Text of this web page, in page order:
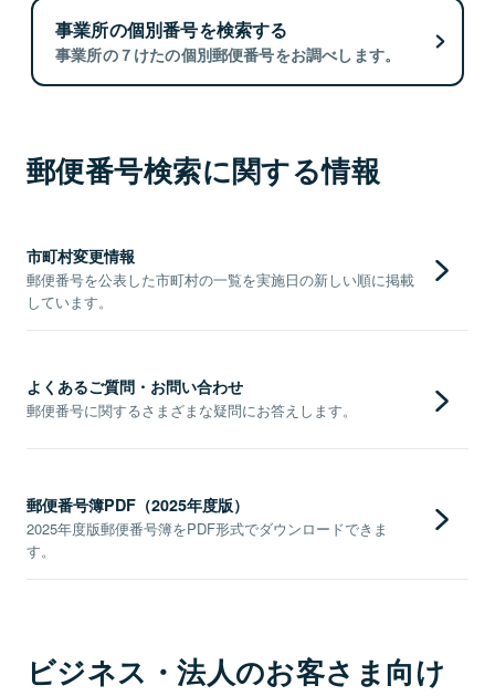
事業所の個別番号を検索する
事業所の７けたの個別郵便番号をお調べします。
郵便番号検索に関する情報
市町村変更情報
郵便番号を公表した市町村の一覧を実施日の新しい順に掲載
しています。
よくあるご質問・お問い合わせ
郵便番号に関するさまざまな疑問にお答えします。
郵便番号簿PDF（2025年度版）
2025年度版郵便番号簿をPDF形式でダウンロードできま
す。
ビジネス・法人のお客さま向け